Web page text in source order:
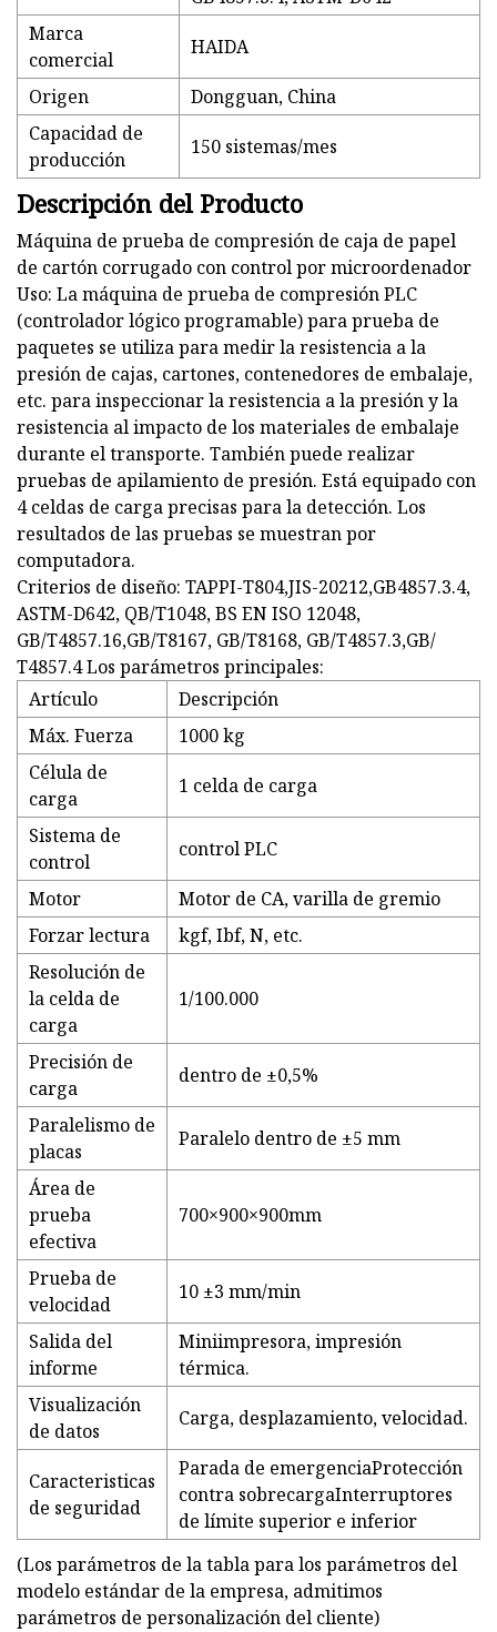
Marca
comercial
HAIDA
Origen
Dongguan, China
Capacidad de
producción
150 sistemas/mes
Descripción del Producto
Máquina de prueba de compresión de caja de papel
de cartón corrugado con control por microordenador
Uso: La máquina de prueba de compresión PLC
(controlador lógico programable) para prueba de
paquetes se utiliza para medir la resistencia a la
presión de cajas, cartones, contenedores de embalaje,
etc. para inspeccionar la resistencia a la presión y la
resistencia al impacto de los materiales de embalaje
durante el transporte. También puede realizar
pruebas de apilamiento de presión. Está equipado con
4 celdas de carga precisas para la detección. Los
resultados de las pruebas se muestran por
computadora.
Criterios de diseño: TAPPI-T804,JIS-20212,GB4857.3.4,
ASTM-D642, QB/T1048, BS EN ISO 12048,
GB/T4857.16,GB/T8167, GB/T8168, GB/T4857.3,GB/
T4857.4 Los parámetros principales:
Artículo
Descripción
Máx. Fuerza
1000 kg
Célula de
carga
1 celda de carga
Sistema de
control
control PLC
Motor
Motor de CA, varilla de gremio
Forzar lectura
kgf, Ibf, N, etc.
Resolución de
la celda de
carga
1/100.000
Precisión de
carga
dentro de ±0,5%
Paralelismo de
placas
Paralelo dentro de ±5 mm
Área de
prueba
efectiva
700×900×900mm
Prueba de
velocidad
10 ±3 mm/min
Salida del
informe
Miniimpresora, impresión
térmica.
Visualización
de datos
Carga, desplazamiento, velocidad.
Caracteristicas
de seguridad
Parada de emergenciaProtección
contra sobrecargaInterruptores
de límite superior e inferior
(Los parámetros de la tabla para los parámetros del
modelo estándar de la empresa, admitimos
parámetros de personalización del cliente)